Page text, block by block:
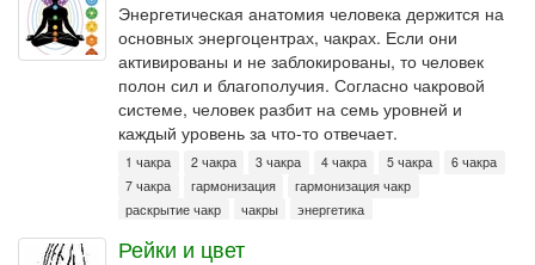
Энергетическая анатомия человека держится на
основных энергоцентрах, чакрах. Если они
активированы и не заблокированы, то человек
полон сил и благополучия. Согласно чакровой
системе, человек разбит на семь уровней и
каждый уровень за что-то отвечает.
1 чакра 2 чакра 3 чакра 4 чакра 5 чакра
6 чакра
7 чакра
гармонизация
гармонизация чакр
раскрытие чакр
чакры энергетика
Рейки и цвет